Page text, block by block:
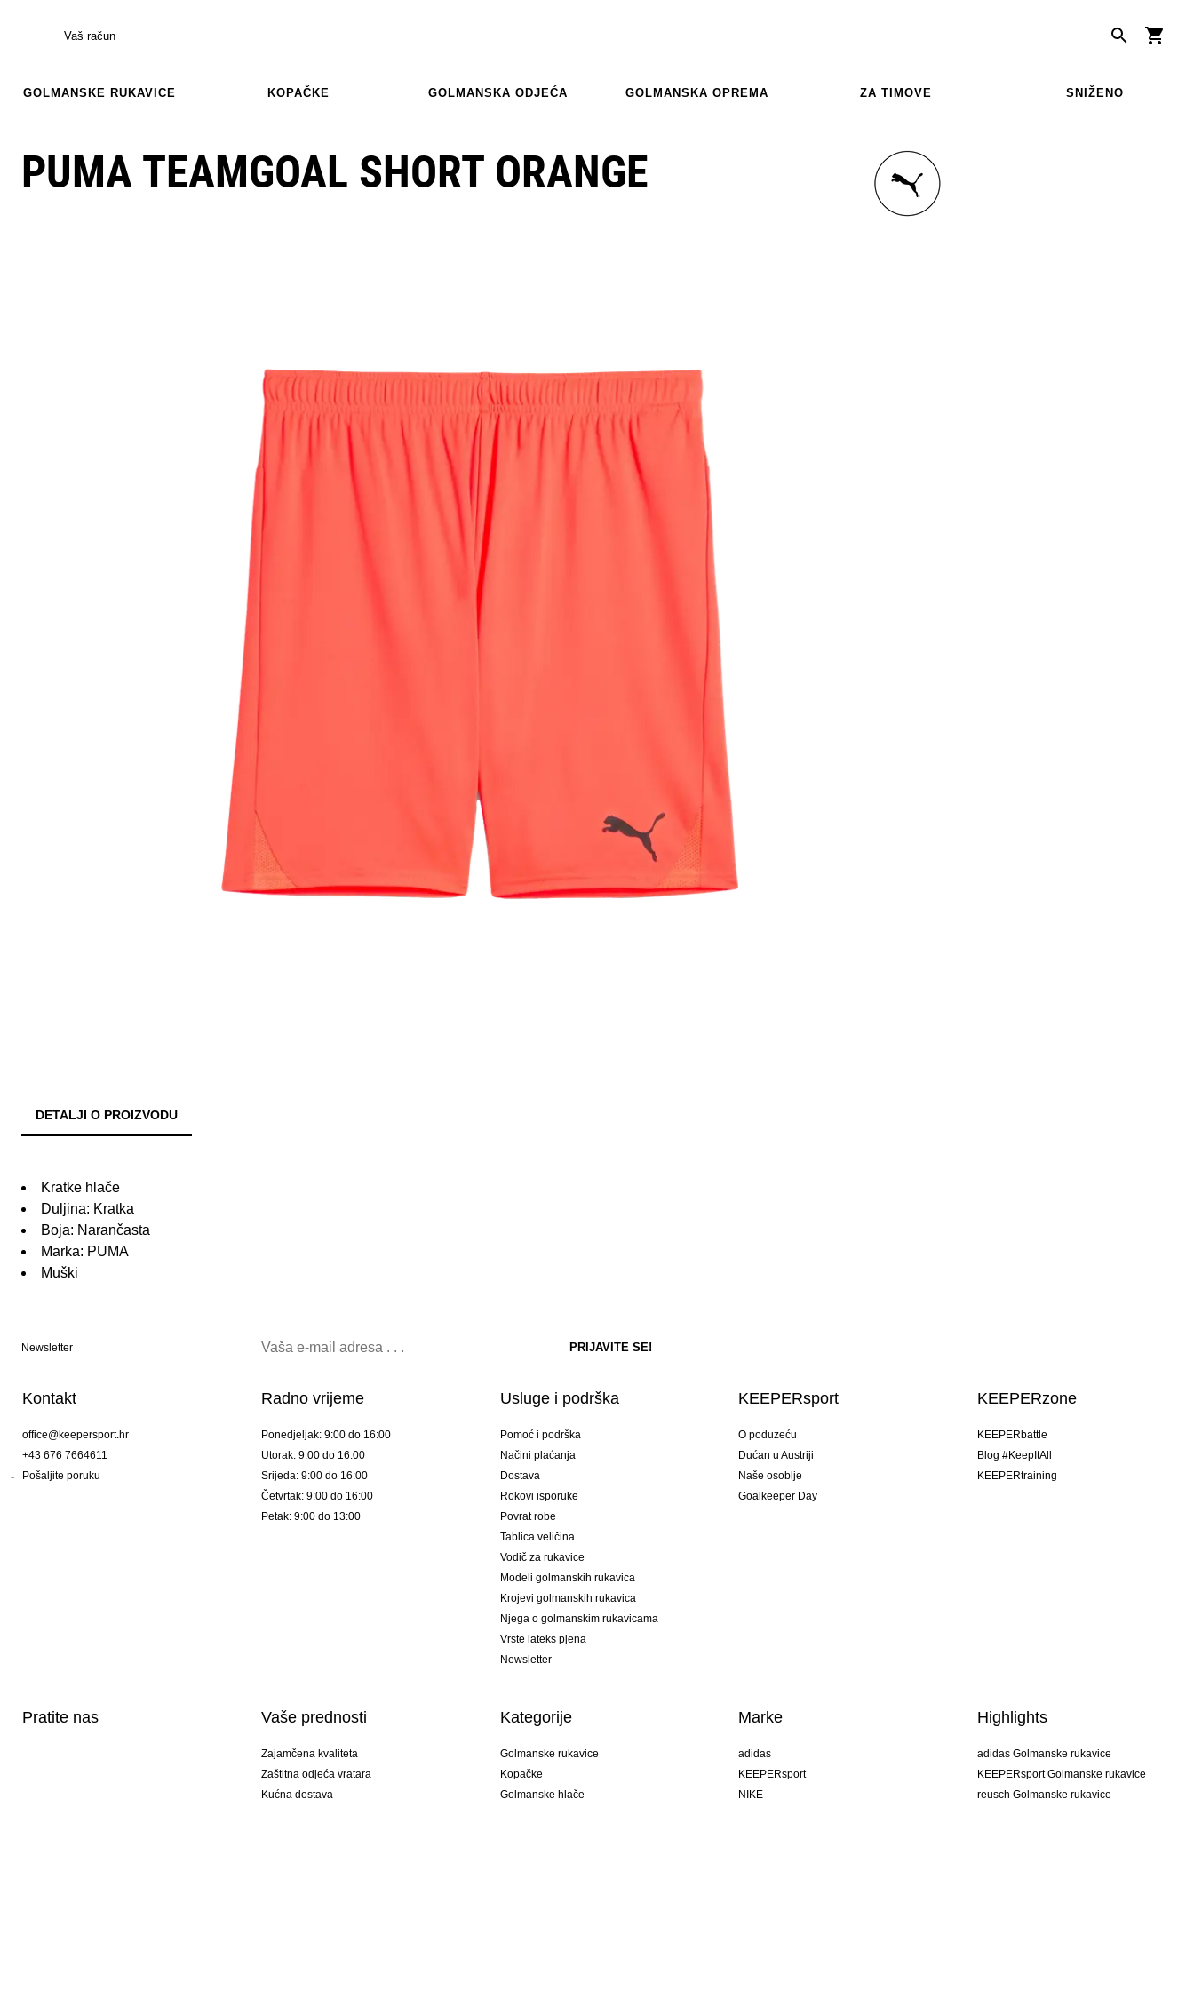
Vaš račun
GOLMANSKE RUKAVICE KOPAČKE GOLMANSKA ODJEĆA GOLMANSKA OPREMA ZA TIMOVE SNIŽENO
PUMA TEAMGOAL SHORT ORANGE
DETALJI O PROIZVODU
Kratke hlače
Duljina: Kratka
Boja: Narančasta
Marka: PUMA
Muški
Newsletter
Kontakt
office@keepersport.hr
+43 676 7664611
Pošaljite poruku
Radno vrijeme
Ponedjeljak: 9:00 do 16:00
Utorak: 9:00 do 16:00
Srijeda: 9:00 do 16:00
Četvrtak: 9:00 do 16:00
Petak: 9:00 do 13:00
Usluge i podrška
Pomoć i podrška
Načini plaćanja
Dostava
Rokovi isporuke
Povrat robe
Tablica veličina
Vodič za rukavice
Modeli golmanskih rukavica
Krojevi golmanskih rukavica
Njega o golmanskim rukavicama
Vrste lateks pjena
Newsletter
KEEPERsport
O poduzeću
Dućan u Austriji
Naše osoblje
Goalkeeper Day
KEEPERzone
KEEPERbattle
Blog #KeepItAll
KEEPERtraining
Pratite nas Vaše prednosti
Zajamčena kvaliteta
Zaštitna odjeća vratara
Kućna dostava
Kategorije
Golmanske rukavice
Kopačke
Golmanske hlače
Marke
adidas
KEEPERsport
NIKE
Highlights
adidas Golmanske rukavice
KEEPERsport Golmanske rukavice
reusch Golmanske rukavice